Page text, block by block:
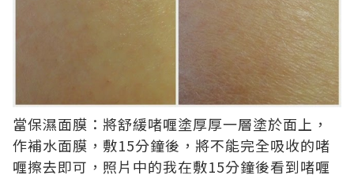
當保濕面膜：將舒緩啫喱塗厚厚一層塗於面上，
作補水面膜，敷15分鐘後，將不能完全吸收的啫
喱擦去即可，照片中的我在敷15分鐘後看到啫喱